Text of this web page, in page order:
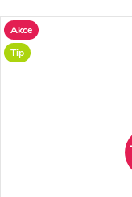
Akce
Tip